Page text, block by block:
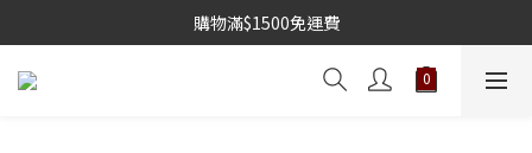
購物滿$1500免運費